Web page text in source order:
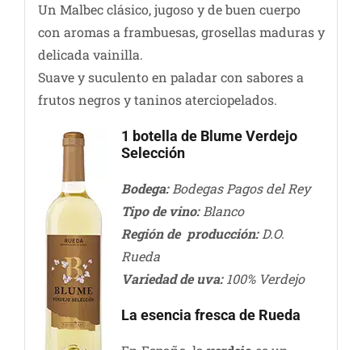
Un Malbec clásico, jugoso y de buen cuerpo
con aromas a frambuesas, grosellas maduras y
delicada vainilla.
Suave y suculento en paladar con sabores a
frutos negros y taninos aterciopelados.
1 botella de Blume Verdejo
Selección
Bodega:Bodegas Pagos del Rey
Tipo de vino:Blanco
Región de producción:D.O.
Rueda
Variedad de uva:100% Verdejo
La esencia fresca de Rueda